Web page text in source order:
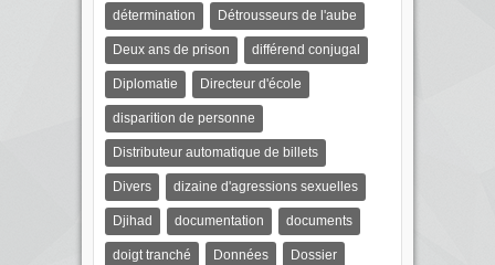
détermination Détrousseurs de l'aube
Deux ans de prison différend conjugal
Diplomatie Directeur d'école
disparition de personne
Distributeur automatique de billets
Divers dizaine d'agressions sexuelles
Djihad documentation documents
doigt tranché Données Dossier